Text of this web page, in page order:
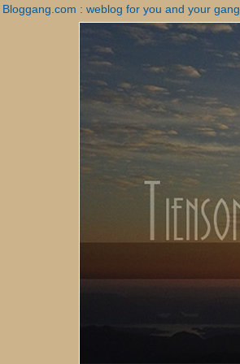
Bloggang.com : weblog for you and your gang